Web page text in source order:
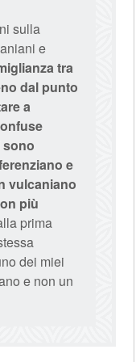
sulla
e
tra
dal punto
a
sono
e
vulcaniano
più
prima
dei miei
e non un